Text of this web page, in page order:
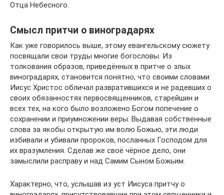
Отца Небесного.
Смысл притчи о виноградарях
Как уже говорилось выше, этому евангельскому сюжету
посвящали свои труды многие богословы. Из
толкования образов, приведённых в притче о злых
виноградарях, становится понятно, что своими словами
Иисус Христос обличал развратившихся и не радевших о
своих обязанностях первосвященников, старейшин и
всех тех, на кого было возложено Богом попечение о
сохранении и приумножении веры. Выдавая собственные
слова за якобы открытую им волю Божью, эти люди
избивали и убивали пророков, посланных Господом для
их вразумления. Сделав же своё чёрное дело, они
замыслили расправу и над Самим Сыном Божьим.
Характерно, что, услышав из уст Иисуса притчу о